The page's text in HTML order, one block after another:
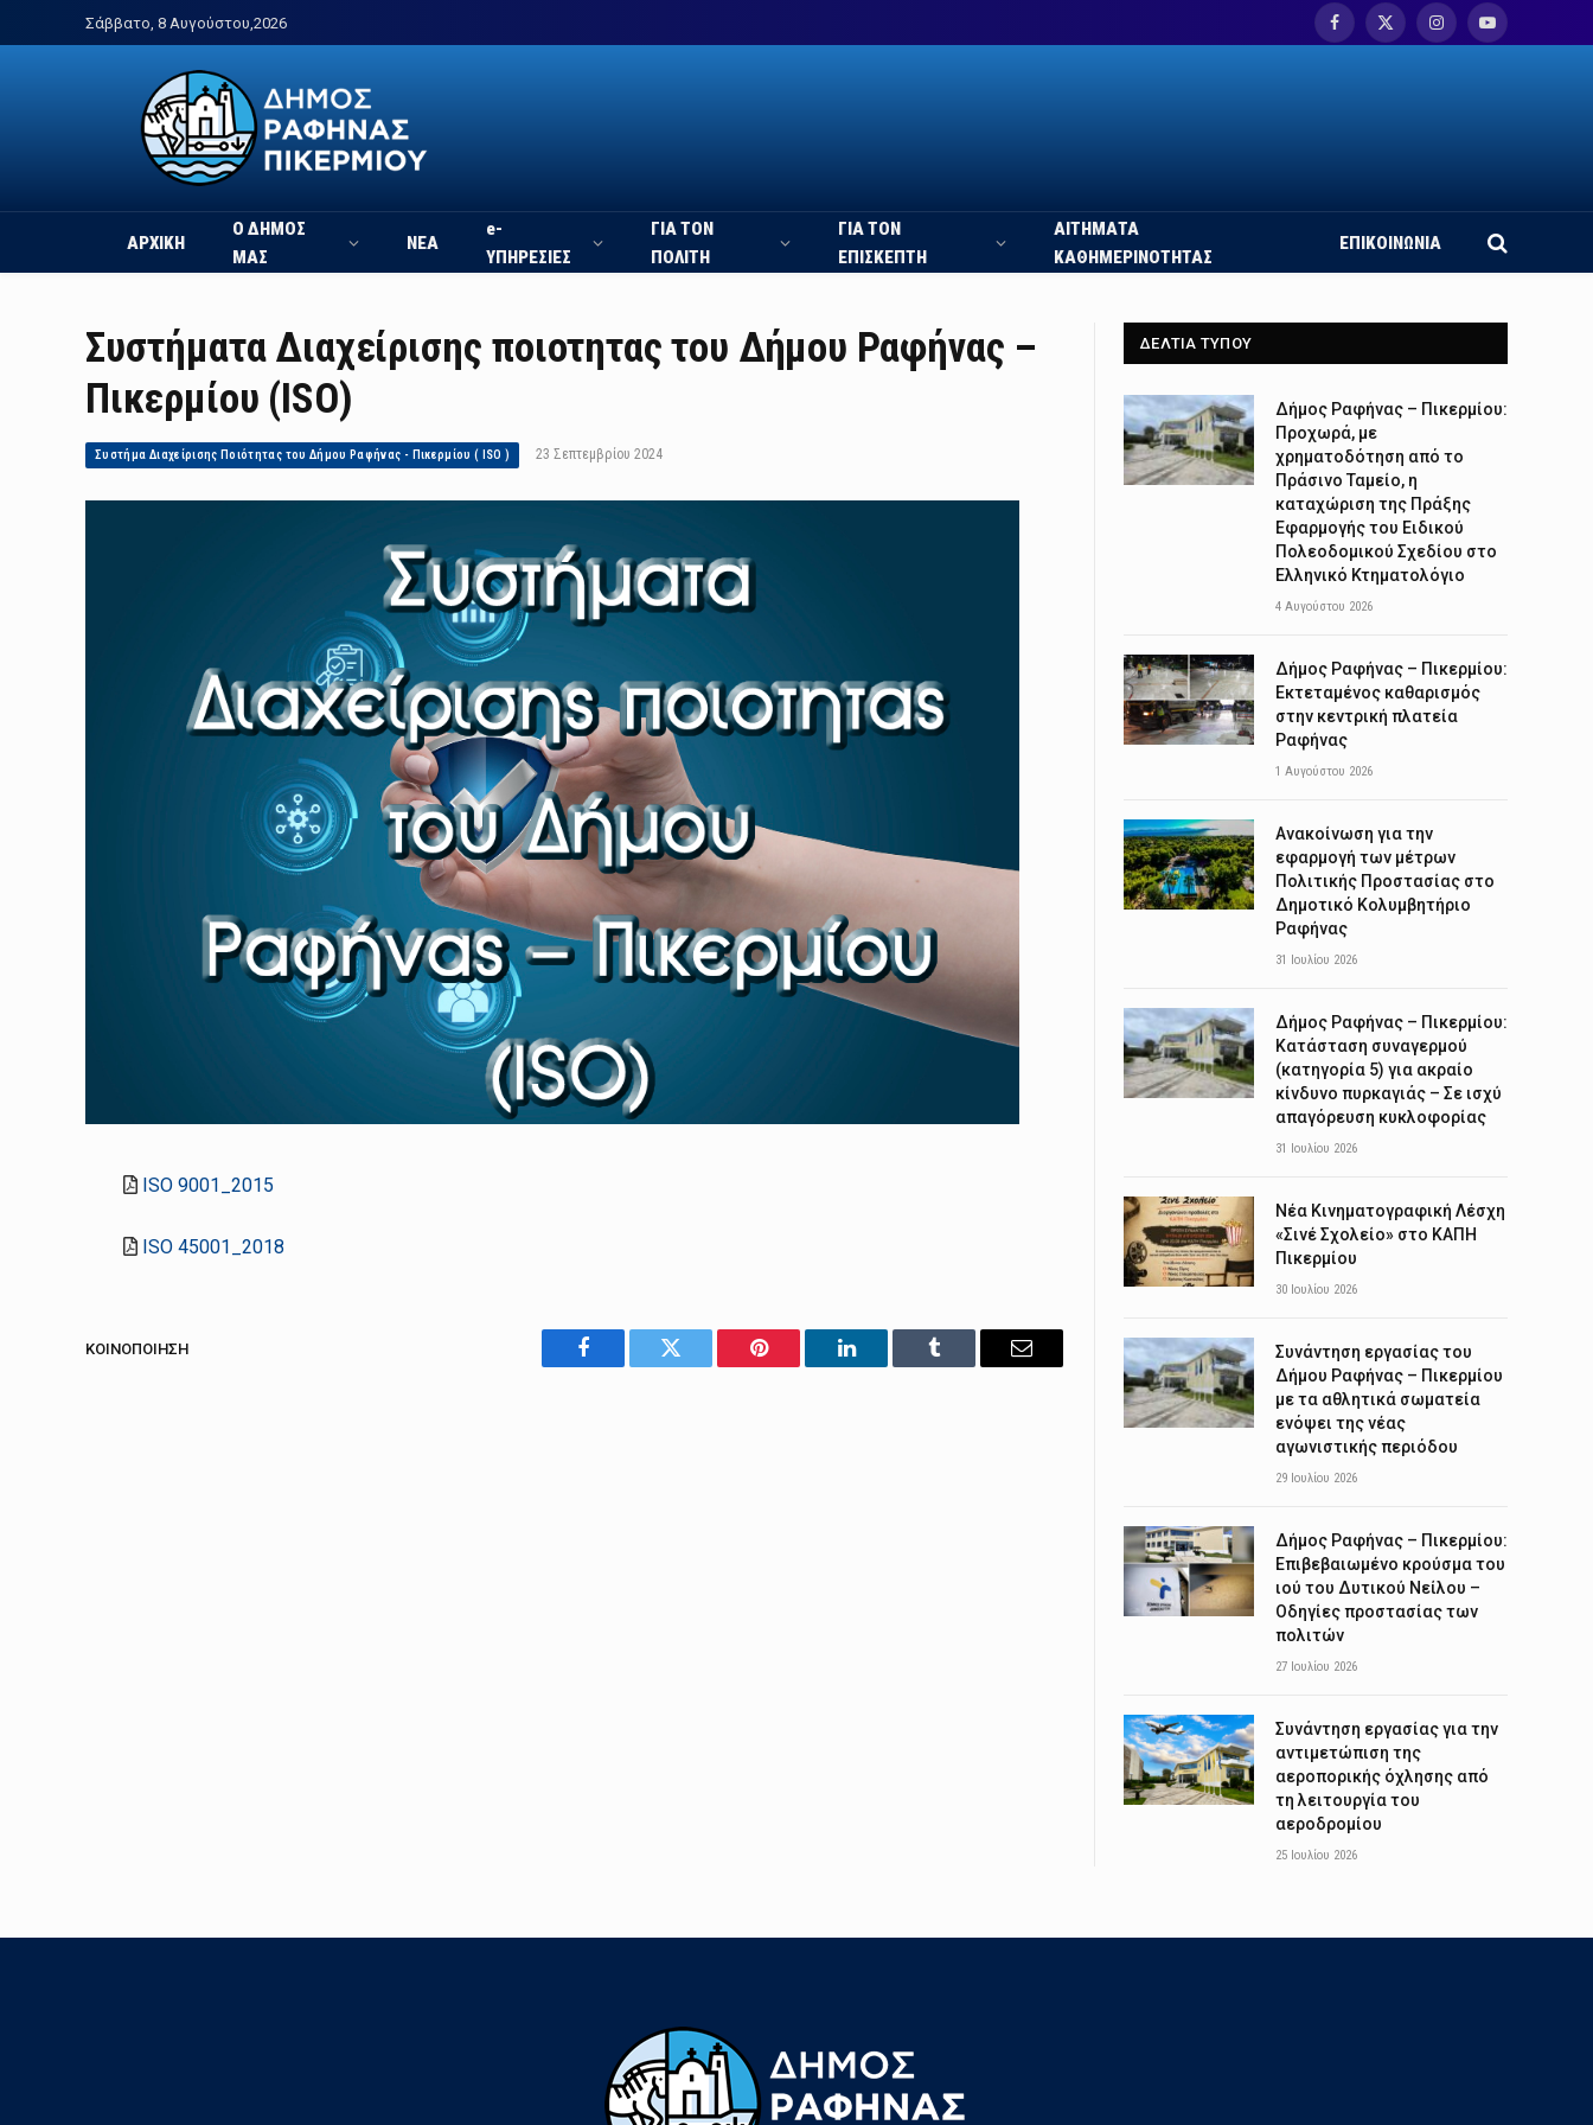
Σάββατο, 8 Αυγούστου,2026
Facebook
X
InstagramYouTube
ΑΡΧΙΚΗ
Ο ΔΗΜΟΣ
ΜΑΣ
ΝΕΑ
e-
ΥΠΗΡΕΣΙΕΣ
ΓΙΑ ΤΟΝ
ΠΟΛΙΤΗ
ΓΙΑ ΤΟΝ
ΕΠΙΣΚΕΠΤΗ
ΑΙΤΗΜΑΤΑ
ΚΑΘΗΜΕΡΙΝΟΤΗΤΑΣ
ΕΠΙΚΟΙΝΩΝΙΑ
Συστήματα Διαχείρισης ποιοτητας του Δήμου Ραφήνας –
Πικερμίου (ISO)
Συστήμα Διαχείρισης Ποιότητας του Δήμου Ραφήνας - Πικερμίου ( ISO ) 23 Σεπτεμβρίου 2024
ISO 9001_2015
ISO 45001_2018
ΚΟΙΝΟΠΟΊΗΣΗ
Facebook Twitter Pinterest LinkedIn Tumblr Email
ΔΕΛΤΙΑ ΤΥΠΟΥ
Δήμος Ραφήνας – Πικερμίου:
Προχωρά, με
χρηματοδότηση από το
Πράσινο Ταμείο, η
καταχώριση της Πράξης
Εφαρμογής του Ειδικού
Πολεοδομικού Σχεδίου στο
Ελληνικό Κτηματολόγιο
4 Αυγούστου 2026
Δήμος Ραφήνας – Πικερμίου:
Εκτεταμένος καθαρισμός
στην κεντρική πλατεία
Ραφήνας
1 Αυγούστου 2026
Ανακοίνωση για την
εφαρμογή των μέτρων
Πολιτικής Προστασίας στο
Δημοτικό Κολυμβητήριο
Ραφήνας
31 Ιουλίου 2026
Δήμος Ραφήνας – Πικερμίου:
Κατάσταση συναγερμού
(κατηγορία 5) για ακραίο
κίνδυνο πυρκαγιάς – Σε ισχύ
απαγόρευση κυκλοφορίας
31 Ιουλίου 2026
Νέα Κινηματογραφική Λέσχη
«Σινέ Σχολείο» στο ΚΑΠΗ
Πικερμίου
30 Ιουλίου 2026
Συνάντηση εργασίας του
Δήμου Ραφήνας – Πικερμίου
με τα αθλητικά σωματεία
ενόψει της νέας
αγωνιστικής περιόδου
29 Ιουλίου 2026
Δήμος Ραφήνας – Πικερμίου:
Επιβεβαιωμένο κρούσμα του
ιού του Δυτικού Νείλου –
Οδηγίες προστασίας των
πολιτών
27 Ιουλίου 2026
Συνάντηση εργασίας για την
αντιμετώπιση της
αεροπορικής όχλησης από
τη λειτουργία του
αεροδρομίου
25 Ιουλίου 2026